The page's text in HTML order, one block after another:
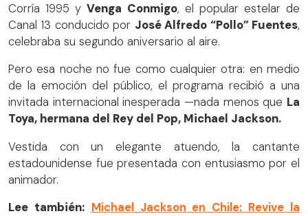
Corría 1995 yVenga Conmigo, el popular estelar de
Canal 13 conducido por José Alfredo “Pollo” Fuentes,
celebraba su segundo aniversario al aire.
Pero esa noche no fue como cualquier otra: en medio
de la emoción del público, el programa recibió a una
invitada internacional inesperada —nada menos que La
Toya, hermana del Rey del Pop, Michael Jackson.
Vestida con un elegante atuendo, la cantante
estadounidense fue presentada con entusiasmo por el
animador.
Lee también: Michael Jackson en Chile: Revive la